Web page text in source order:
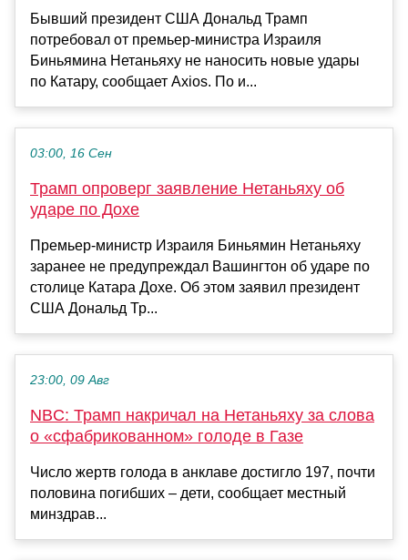
Бывший президент США Дональд Трамп
потребовал от премьер-министра Израиля
Биньямина Нетаньяху не наносить новые удары
по Катару, сообщает Axios. По и...
03:00, 16 Сен
Трамп опроверг заявление Нетаньяху об
ударе по Дохе
Премьер-министр Израиля Биньямин Нетаньяху
заранее не предупреждал Вашингтон об ударе по
столице Катара Дохе. Об этом заявил президент
США Дональд Тр...
23:00, 09 Авг
NBC: Трамп накричал на Нетаньяху за слова
о «сфабрикованном» голоде в Газе
Число жертв голода в анклаве достигло 197, почти
половина погибших – дети, сообщает местный
минздрав...